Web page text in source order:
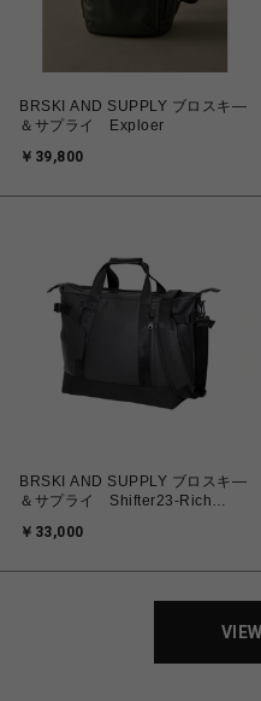
BRSKI AND SUPPLY ブロスキ―
＆サプライ Exploer
￥39,800
BRSKI AND SUPPLY ブロスキ―
＆サプライ Shifter23-Rich
￥33,000